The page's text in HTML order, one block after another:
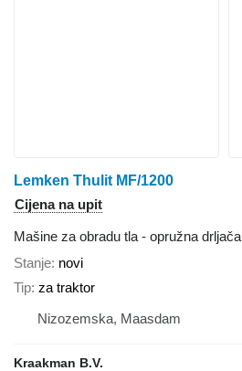
Lemken Thulit MF/1200
Cijena na upit
Mašine za obradu tla - opružna drljača
Stanje novi
Tip za traktor
Nizozemska, Maasdam
Kraakman B.V.